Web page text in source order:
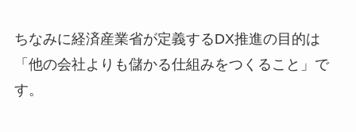
ちなみに経済産業省が定義するDX推進の目的は
「他の会社よりも儲かる仕組みをつくること」で
す。